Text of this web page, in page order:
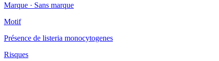
Marque · Sans marque
Motif
Présence de listeria monocytogenes
Risques